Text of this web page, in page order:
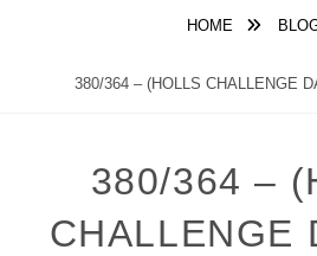
HOME
380/364 – (HOLLS CHALLENGE
380/364 –
CHALLENGE